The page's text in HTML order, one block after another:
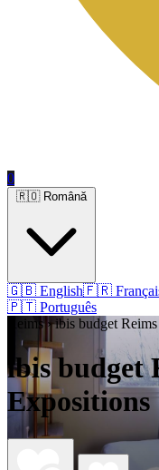
0
🇷🇴 Română
🇬🇧 English🇫🇷
🇵🇹 Português
Reims › ibis budget
ibis budget
Expositions